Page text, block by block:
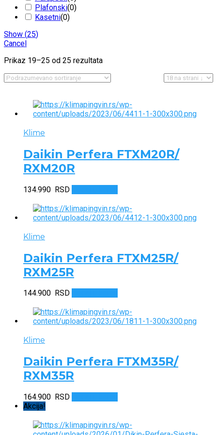
Prikaz 19–25 od 25 rezultata
Klime
Daikin Perfera FTXM20R/
RXM20R
134.990 RSD
Klime
Daikin Perfera FTXM25R/
RXM25R
144.900 RSD
Klime
Daikin Perfera FTXM35R/
RXM35R
164.900 RSD
Akcija!
Plafonski(0)
Kasetni(0)
Show (25)
Cancel